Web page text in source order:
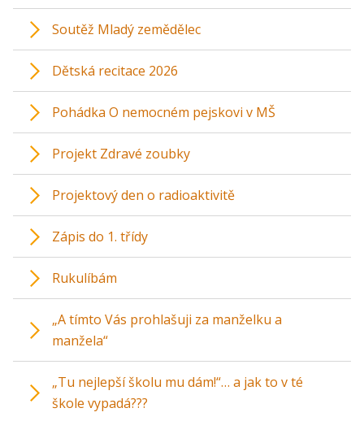
Soutěž Mladý zemědělec
Dětská recitace 2026
Pohádka O nemocném pejskovi v MŠ
Projekt Zdravé zoubky
Projektový den o radioaktivitě
Zápis do 1. třídy
Rukulíbám
„A tímto Vás prohlašuji za manželku a
manžela“
„Tu nejlepší školu mu dám!“… a jak to v té
škole vypadá???